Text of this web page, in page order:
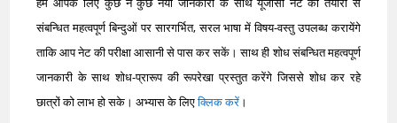
संबन्धित महत्वपूर्ण बिन्दुओं पर सारगर्भित, सरल भाषा में विषय-वस्तु उपलब्ध करायेंगे
ताकि आप नेट की परीक्षा आसानी से पास कर सकें। साथ ही शोध संबन्धित महत्वपूर्ण
जानकारी के साथ शोध-प्रारूप की रूपरेखा प्रस्तुत करेंगे जिससे शोध कर रहे
छात्रों को लाभ हो सके। अभ्यास के लिएक्लिक करें ।